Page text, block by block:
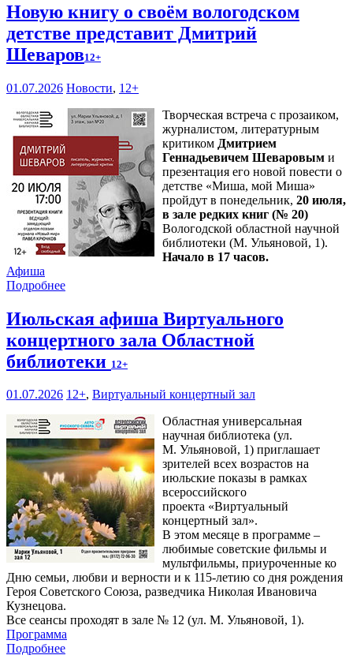
Новую книгу о своём вологодском
детстве представит Дмитрий
Шеваров12+
01.07.2026 Новости, 12+
Творческая встреча с прозаиком,
журналистом, литературным
критиком Дмитрием
Геннадьевичем Шеваровым и
презентация его новой повести о
детстве «Миша, мой Миша»
пройдут в понедельник, 20 июля,
в зале редких книг (№ 20)
Вологодской областной научной
библиотеки (М. Ульяновой, 1).
Начало в 17 часов.
Афиша
Подробнее
Июльская афиша Виртуального
концертного зала Областной
библиотеки 12+
01.07.2026 12+, Виртуальный концертный зал
Областная универсальная
научная библиотека (ул.
М. Ульяновой, 1) приглашает
зрителей всех возрастов на
июльские показы в рамках
всероссийского
проекта «Виртуальный
концертный зал».
В этом месяце в программе –
любимые советские фильмы и
мультфильмы, приуроченные ко
Дню семьи, любви и верности и к 115-летию со дня рождения
Героя Советского Союза, разведчика Николая Ивановича
Кузнецова.
Все сеансы проходят в зале № 12 (ул. М. Ульяновой, 1).
Программа
Подробнее